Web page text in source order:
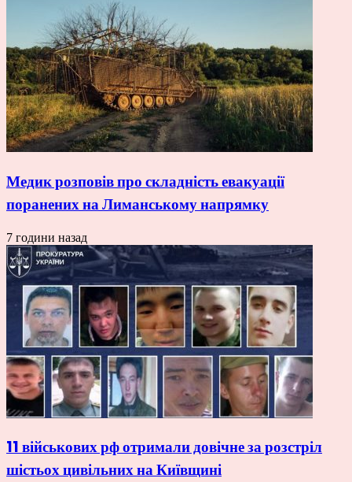
Медик розповів про складність евакуації
поранених на Лиманському напрямку
7 години назад
11 військових рф отримали довічне за розстріл
шістьох цивільних на Київщині